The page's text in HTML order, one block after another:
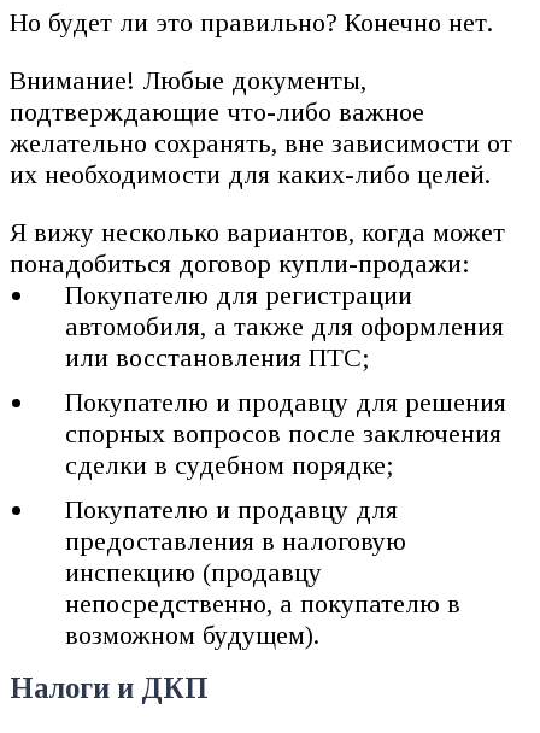
Но будет ли это правильно? Конечно нет.
Внимание! Любые документы,
подтверждающие что-либо важное
желательно сохранять, вне зависимости от
их необходимости для каких-либо целей.
Я вижу несколько вариантов, когда может
понадобиться договор купли-продажи:
Покупателю для регистрации
автомобиля, а также для оформления
или восстановления ПТС;
Покупателю и продавцу для решения
спорных вопросов после заключения
сделки в судебном порядке;
Покупателю и продавцу для
предоставления в налоговую
инспекцию (продавцу
непосредственно, а покупателю в
возможном будущем).
Налоги и ДКП